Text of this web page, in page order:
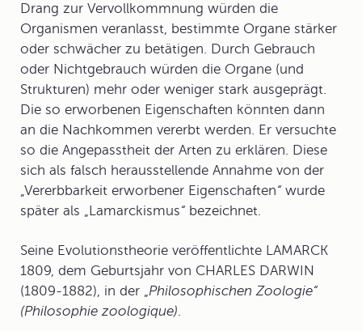
Drang zur Vervollkommnung würden die
Organismen veranlasst, bestimmte Organe stärker
oder schwächer zu betätigen. Durch Gebrauch
oder Nichtgebrauch würden die Organe (und
Strukturen) mehr oder weniger stark ausgeprägt.
Die so erworbenen Eigenschaften könnten dann
an die Nachkommen vererbt werden. Er versuchte
so die Angepasstheit der Arten zu erklären. Diese
sich als falsch herausstellende Annahme von der
„Vererbbarkeit erworbener Eigenschaften“ wurde
später als „Lamarckismus“ bezeichnet.
Seine Evolutionstheorie veröffentlichte LAMARCK
1809, dem Geburtsjahr von CHARLES DARWIN
(1809-1882), in der „Philosophischen Zoologie“
(Philosophie zoologique).